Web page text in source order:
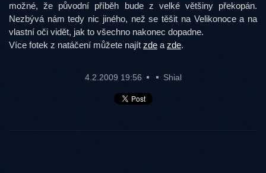
možné, že původní příběh bude z velké většiny překopán.
Nezbývá nám tedy nic jiného, než se těšit na Velikonoce a na
vlastní oči vidět, jak to všechno nakonec dopadne.
Více fotek z natáčení můžete najít zde a zde.
4.2.2009 19:56 Shial